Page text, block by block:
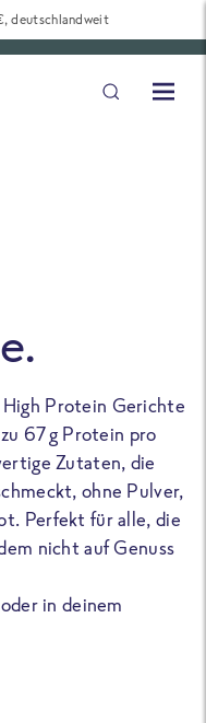
deutschlandweit
High Protein Gerichte
67 g Protein pro
Zutaten, die
ohne Pulver,
Perfekt für alle, die
nicht auf Genuss
in deinem